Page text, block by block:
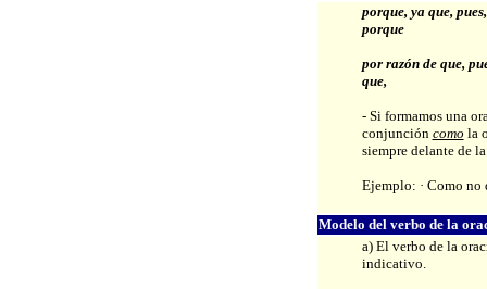
porque, ya que,
porque
por razón de que,
que,
- Si formamos una
conjunción como la
siempre delante de
Ejemplo: · Como no
Modelo del verbo de la
a) El verbo de la
indicativo.